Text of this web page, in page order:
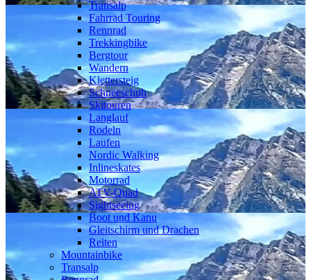
Transalp
Fahrrad Touring
Rennrad
Trekkingbike
Bergtour
Wandern
Klettersteig
Schneeschuh
Skitouren
Langlauf
Rodeln
Laufen
Nordic Walking
Inlineskates
Motorrad
ATV-Quad
Sightseeing
Boot und Kanu
Gleitschirm und Drachen
Reiten
Mountainbike
Transalp